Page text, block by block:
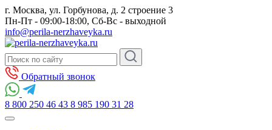
г. Москва, ул. Горбунова, д. 2 строение 3
Пн-Пт - 09:00-18:00, Сб-Вс - выходной
info@perila-nerzhaveyka.ru
Обратный звонок
8 800 250 46 43 8 985 190 31 28